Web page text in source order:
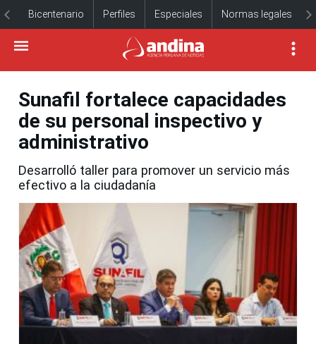
Bicentenario Perfiles Especiales Normas legales
Sunafil fortalece capacidades
de su personal inspectivo y
administrativo
Desarrolló taller para promover un servicio más
efectivo a la ciudadanía